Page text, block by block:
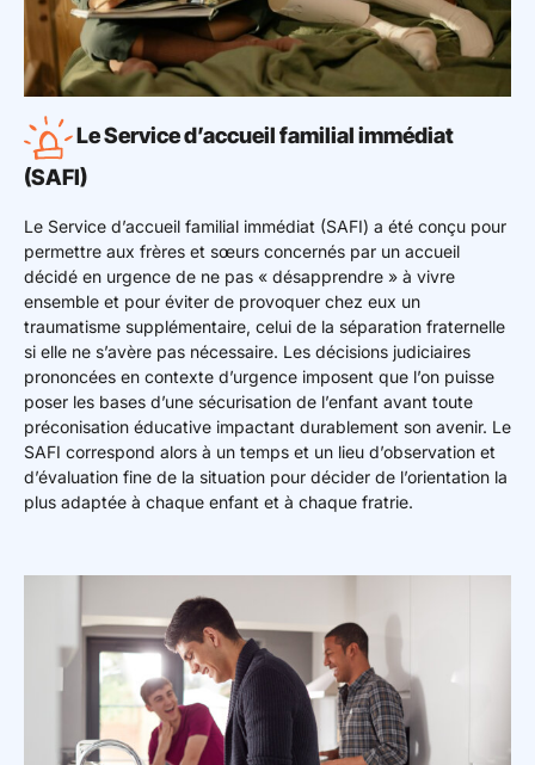
Le Service d’accueil familial immédiat
(SAFI)
Le Service d’accueil familial immédiat (SAFI) a été conçu pour
permettre aux frères et sœurs concernés par un accueil
décidé en urgence de ne pas « désapprendre » à vivre
ensemble et pour éviter de provoquer chez eux un
traumatisme supplémentaire, celui de la séparation fraternelle
si elle ne s’avère pas nécessaire. Les décisions judiciaires
prononcées en contexte d’urgence imposent que l’on puisse
poser les bases d’une sécurisation de l’enfant avant toute
préconisation éducative impactant durablement son avenir. Le
SAFI correspond alors à un temps et un lieu d’observation et
d’évaluation fine de la situation pour décider de l’orientation la
plus adaptée à chaque enfant et à chaque fratrie.